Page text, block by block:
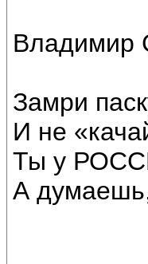
Замри
И не
Ты у
А